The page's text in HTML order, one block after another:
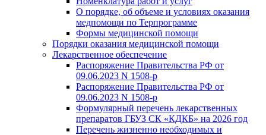
О порядке, об объеме и условиях оказания
медпомощи по Терпрограмме
Формы медицинской помощи
Порядки оказания медицинской помощи
Лекарственное обеспечение
Распоряжение Правительства РФ от
09.06.2023 N 1508-р
Распоряжение Правительства РФ от
09.06.2023 N 1508-р
Формулярный перечень лекарственных
препаратов ГБУЗ СК «КДКБ» на 2026 год
Перечень жизненно необходимых и